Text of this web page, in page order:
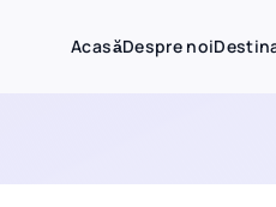
AcasăDespre noi